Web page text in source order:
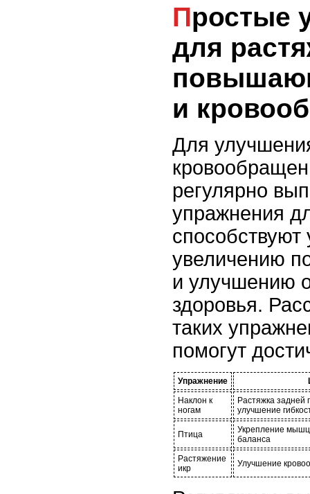
Простые упражнения
для
и
Для
регулярно
упражнения
увеличению
и улучшению
здоровья.
таких
помогут
Упражнение
Наклон к
ногам
Растяжка задней
улучшение
Птица
Укрепление мышц
баланса
Растяжение
икр
Улучшение